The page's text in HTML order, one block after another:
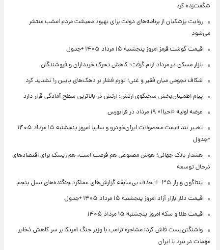
شگفت‌زده کرد
روایت پزشکیان از برنامه‌های دولت برای بهبود معیشت مردم امشب منتشر
می‌شود
قیمت گوشت قرمز امروز پنجشنبه ۱۵ مرداد ۱۴۰۵ +جدول
بازار مسکن در مرداد آرام گرفت؛ کاهش تحرک خریداران و فروشندگان
شکاف نجومی میان فقیر و غنی؛ تورم فشار بر دهک‌های پایین را تشدید کرد
پیام اطمینان‌بخش سخنگوی ارتش: ارتش در بالاترین سطح آمادگی قرار دارد
عرضه اولیه «احیا۱» ۱۹ مرداد در فرابورس
تغییر تند قیمت محصولات ایران‌خودرو و سایپا امروز پنجشنبه ۱۵ مرداد ۱۴۰۵
+جدول
هشدار بانک جهانی؛ هوش مصنوعی هم فرصت است، هم ریسک برای اقتصادهای
درحال توسعه
پنتاگون و راز F-۳۵؛ حذف بی‌سابقه گزارش‌های عملکرد جنگنده‌های نسل پنجم
قیمت دلار بازار آزاد امروز پنجشنبه ۱۵ مرداد ۱۴۰۵ +جدول
قیمت طلا و سکه امروز پنجشنبه ۱۵ مرداد ۱۴۰۵
واشنگتن‌پست فاش کرد: مشاجره ترامپ با وزیر جنگ آمریکا بر سر کاهش ذخایر
مهمات در نبرد با ایران